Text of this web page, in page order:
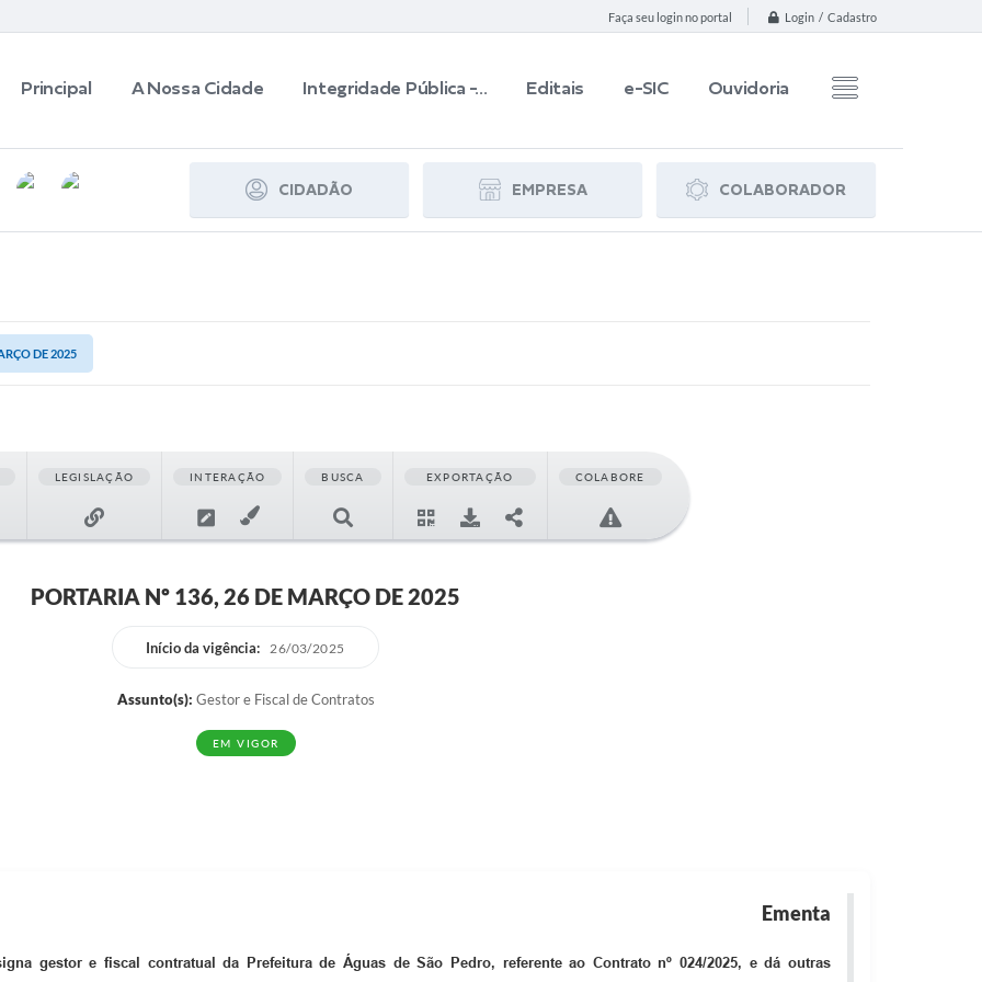
Faça seu login no portal Login / Cadastro
Principal A Nossa Cidade Integridade Pública -... Editais e-SIC Ouvidoria
CIDADÃO EMPRESA COLABORADOR
DE 2025
LEGISLAÇÃO INTERAÇÃO BUSCA EXPORTAÇÃO COLABORE
PORTARIA Nº 136, 26 DE MARÇO DE 2025
Início da vigência: 26/03/2025
Assunto(s): Gestor e Fiscal de Contratos
EM VIGOR
Ementa
gestor e fiscal contratual da Prefeitura de Águas de São Pedro, referente ao Contrato nº 024/2025, e dá outras